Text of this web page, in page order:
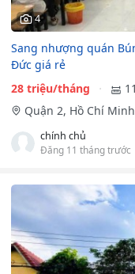
4
Sang nhượng quán
Đức giá rẻ
28 triệu/tháng
Quận 2, Hồ Chí Minh
chính chủ
Đăng 11 tháng trước